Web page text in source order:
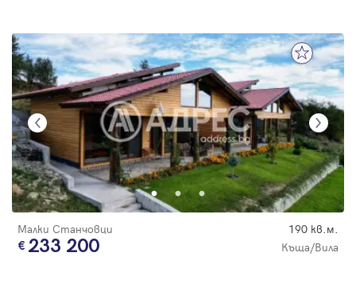
Малки Станчовци 190 кв.м.
233 200 Къща/Вила